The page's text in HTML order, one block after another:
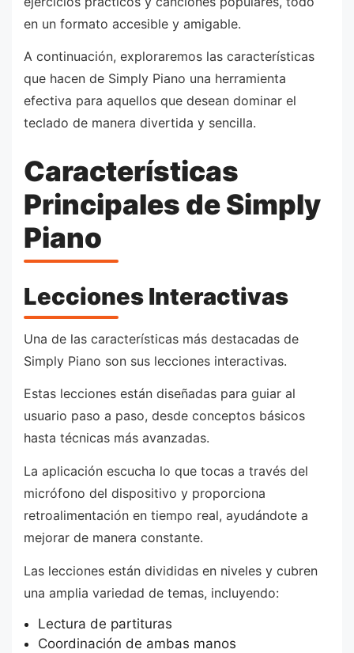
en un formato accesible y amigable.
A continuación, exploraremos las características
que hacen de Simply Piano una herramienta
efectiva para aquellos que desean dominar el
teclado de manera divertida y sencilla.
Características
Principales de Simply
Piano
Lecciones Interactivas
Una de las características más destacadas de
Simply Piano son sus lecciones interactivas.
Estas lecciones están diseñadas para guiar al
usuario paso a paso, desde conceptos básicos
hasta técnicas más avanzadas.
La aplicación escucha lo que tocas a través del
micrófono del dispositivo y proporciona
retroalimentación en tiempo real, ayudándote a
mejorar de manera constante.
Las lecciones están divididas en niveles y cubren
una amplia variedad de temas, incluyendo:
Lectura de partituras
Coordinación de ambas manos